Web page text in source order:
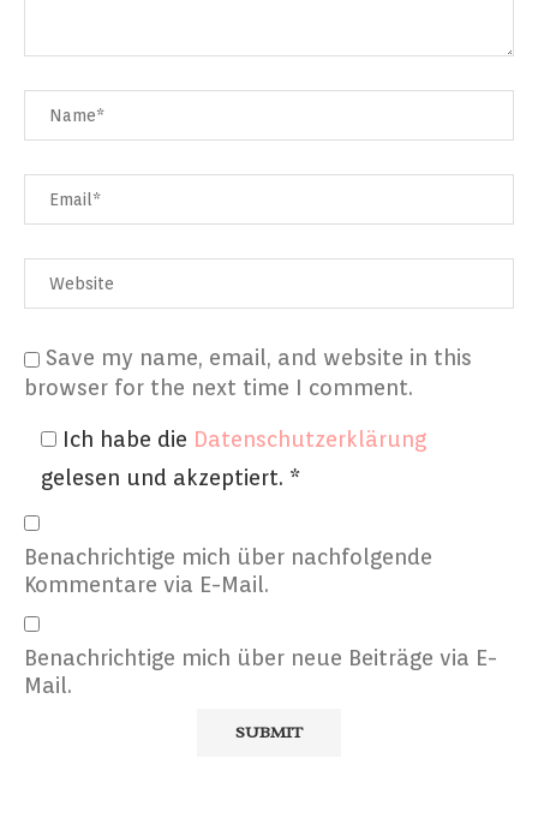
Save my name, email, and website in this
browser for the next time I comment.
Ich habe die Datenschutzerklärung
gelesen und akzeptiert. *
Benachrichtige mich über nachfolgende
Kommentare via E-Mail.
Benachrichtige mich über neue Beiträge via E-
Mail.